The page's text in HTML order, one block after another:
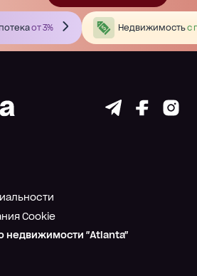
от 3% Недвижимостьс
недвижимости "Atlanta"
Cookie